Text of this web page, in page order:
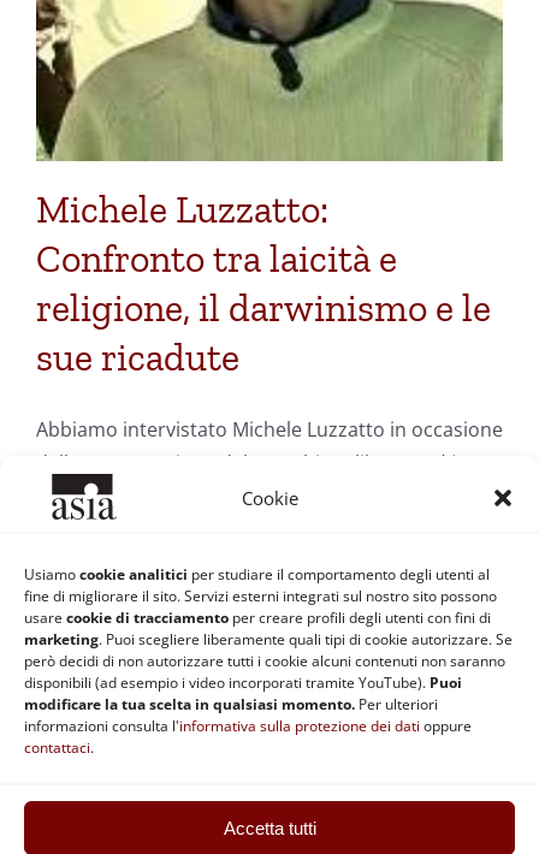
Cookie
Usiamocookie analitici per studiare il comportamento degli utenti al
fine di migliorare il sito. Servizi esterni integrati sul nostro sito possono
usare cookie di tracciamento per creare profili degli utenti con fini di
marketing. Puoi scegliere liberamente quali tipi di cookie autorizzare. Se
però decidi di non autorizzare tutti i cookie alcuni contenuti non saranno
disponibili (ad esempio i video incorporati tramite YouTube). Puoi
modificare la tua scelta in qualsiasi momento. Per ulteriori
informazioni consulta l'informativa sulla protezione dei dati oppure
contattaci.
Accetta tutti
Michele Luzzatto:
Confronto tra laicità e
religione, il darwinismo e le
sue ricadute
Abbiamo intervistato Michele Luzzatto in occasione
della presentazione del suo ultimo libro
Preghiera
darwiniana
DiPaolo Ferrante | 29 Febbraio 2008 | Categorie:Filosofia e
Scienza | Tag: Darwin evoluzione filosofia, Michele Luzzato
Continua a leggere